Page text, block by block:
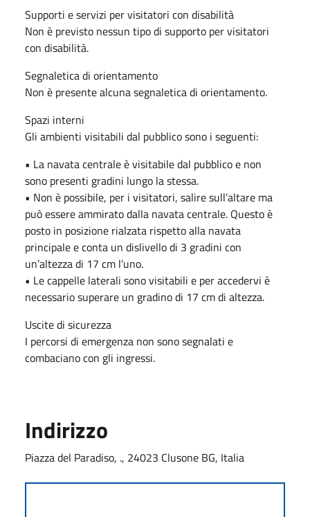
Supporti e servizi per visitatori con disabilità
Non è previsto nessun tipo di supporto per visitatori
con disabilità.
Segnaletica di orientamento
Non è presente alcuna segnaletica di orientamento.
Spazi interni
Gli ambienti visitabili dal pubblico sono i seguenti:
• La navata centrale è visitabile dal pubblico e non
sono presenti gradini lungo la stessa.
• Non è possibile, per i visitatori, salire sull’altare ma
può essere ammirato dalla navata centrale. Questo è
posto in posizione rialzata rispetto alla navata
principale e conta un dislivello di 3 gradini con
un’altezza di 17 cm l’uno.
• Le cappelle laterali sono visitabili e per accedervi è
necessario superare un gradino di 17 cm di altezza.
Uscite di sicurezza
I percorsi di emergenza non sono segnalati e
combaciano con gli ingressi.
Indirizzo
Piazza del Paradiso, ., 24023 Clusone BG, Italia